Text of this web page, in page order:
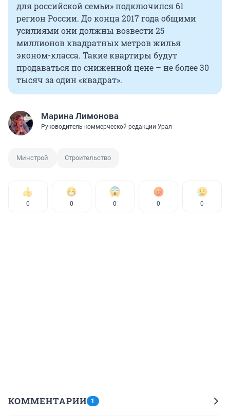
для российской семьи» подключился 61
регион России. До конца 2017 года общими
усилиями они должны возвести 25
миллионов квадратных метров жилья
эконом-класса. Такие квартиры будут
продаваться по сниженной цене – не более 30
тысяч за один «квадрат».
Марина Лимонова
Руководитель коммерческой редакции Урал
Минстрой Строительство
0 0 0 0 0
КОММЕНТАРИИ 1